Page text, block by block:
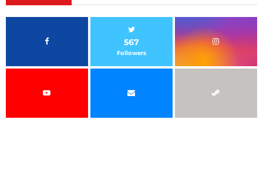
567
Followers